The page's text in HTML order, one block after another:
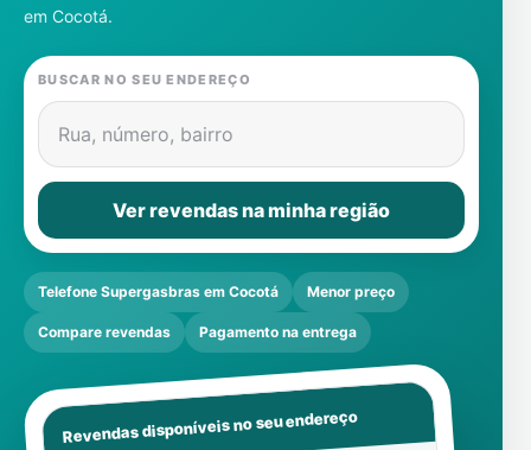
Gás
Contatos
em Cocotá.
BUSCAR NO SEU ENDEREÇO
Rua, número, bairro
Ver revendas na minha região
Telefone Supergasbras em Cocotá Menor preço
Compare revendas Pagamento na entrega
Revendas disponíveis no seu endereço